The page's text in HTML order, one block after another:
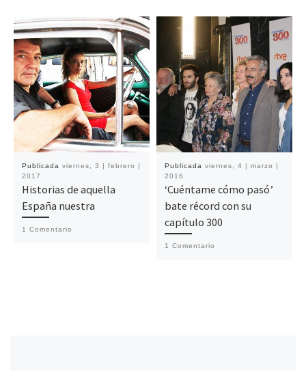
Publicada viernes, 3 | febrero |
2017
Historias de aquella
España nuestra
1 Comentario
Publicada viernes, 4 | marzo |
2016
‘Cuéntame cómo pasó’
bate récord con su
capítulo 300
1 Comentario